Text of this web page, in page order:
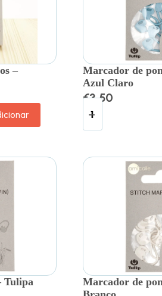
–
Marcador de
Azul Claro
€3.50
Tulipa
Marcador de